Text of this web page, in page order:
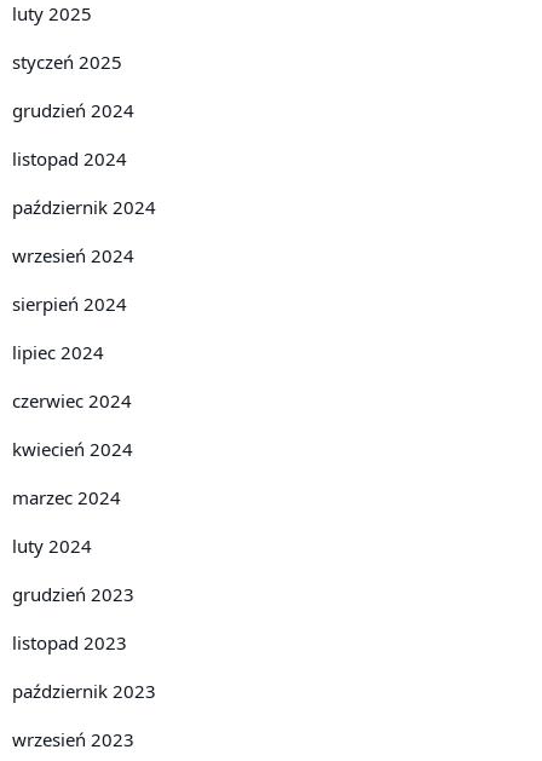
luty 2025
styczeń 2025
grudzień 2024
listopad 2024
październik 2024
wrzesień 2024
sierpień 2024
lipiec 2024
czerwiec 2024
kwiecień 2024
marzec 2024
luty 2024
grudzień 2023
listopad 2023
październik 2023
wrzesień 2023